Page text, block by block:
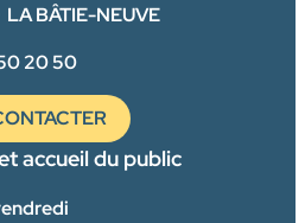
BÂTIE-NEUVE
20 50
accueil du public